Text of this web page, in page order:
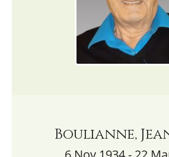
Boulianne,